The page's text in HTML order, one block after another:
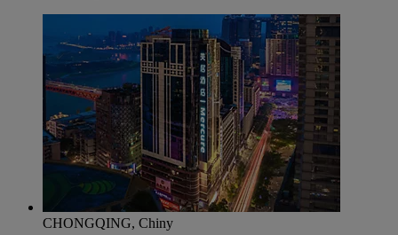
CHONGQING, Chiny